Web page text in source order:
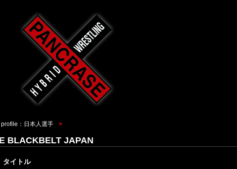
profile：日本人選手
JAPAN
タイトル